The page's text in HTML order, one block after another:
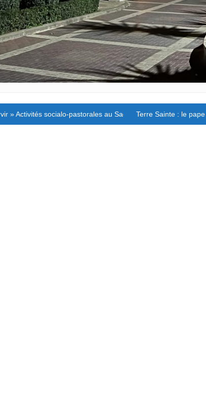
» Activités socialo-pastorales au Sacré-Coeur.Terre Sainte : le